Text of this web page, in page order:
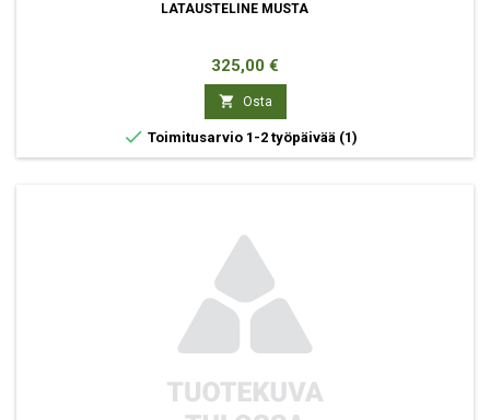
LATAUSTELINE MUSTA
Hinta
325,00 €
 Osta
 Toimitusarvio 1-2 työpäivää (1)